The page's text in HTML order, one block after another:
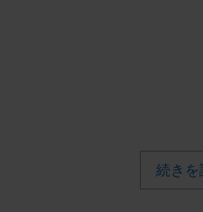
続きを